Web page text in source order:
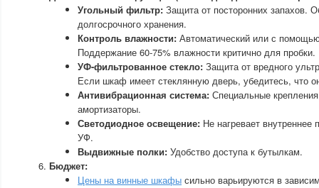
Угольный фильтр: Защита от посторонних запахов.
долгосрочного хранения.
Контроль влажности: Автоматический или с
Поддержание 60-75% влажности критично для пробки.
УФ-фильтрованное стекло: Защита от вредного
Если шкаф имеет стеклянную дверь, убедитесь, что
Антивибрационная система: Специальные
амортизаторы.
Светодиодное освещение: Не нагревает внутреннее
УФ.
Выдвижные полки: Удобство доступа к бутылкам.
Бюджет:
Цены на винные шкафы сильно варьируются в